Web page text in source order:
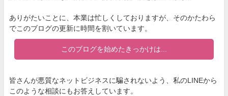
ありがたいことに、本業は忙しくしておりますが、そのかたわら
でこのブログの更新に時間を割いています。
このブログを始めたきっかけは...
皆さんが悪質なネットビジネスに騙されないよう、私のLINEから
このような相談にもお答えしています。